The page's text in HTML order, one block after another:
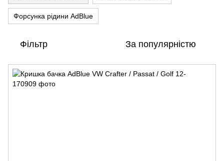
Форсунка рідини AdBlue
Фільтр За популярністю